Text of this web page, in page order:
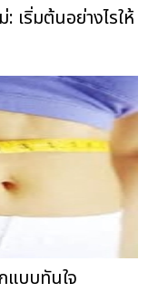
เริ่มต้นอย่างไรให้
แบบทันใจ